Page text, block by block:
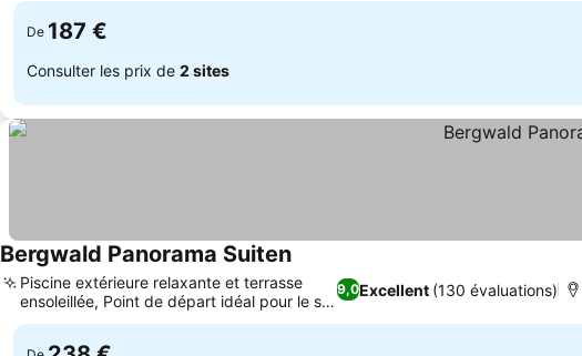
De 187 €
Consulter les prix de 2 sites
Bergwald Panorama Suiten
9,0Excellent (130 évaluations)
Piscine extérieure relaxante et terrasse
ensoleillée, Point de départ idéal pour le ski
et le vélo